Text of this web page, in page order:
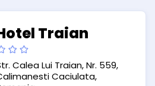
Traian
Calea Lui Traian, Nr. 559,
Caciulata,